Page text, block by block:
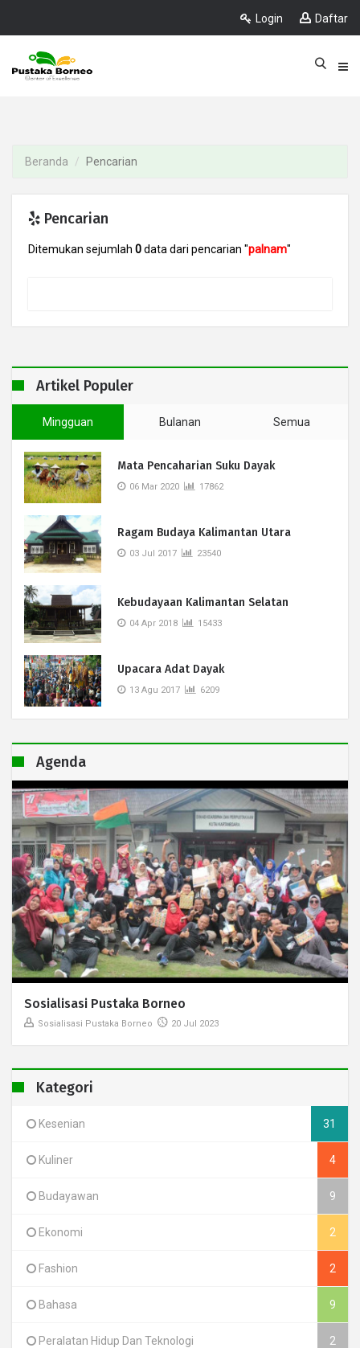
Login Daftar
Beranda Pencarian
Pencarian
Ditemukan sejumlah 0data dari pencarian "palnam"
Artikel Populer
Mingguan Bulanan Semua
Mata Pencaharian Suku Dayak
06 Mar 2020 17862
Ragam Budaya Kalimantan Utara
03 Jul 2017 23540
Kebudayaan Kalimantan Selatan
04 Apr 2018 15433
Upacara Adat Dayak
13 Agu 2017 6209
Agenda
Sosialisasi Pustaka Borneo
Sosialisasi Pustaka Borneo 20 Jul 2023
Kategori
Kesenian 31
Kuliner 4
Budayawan 9
Ekonomi 2
Fashion 2
Bahasa 9
Peralatan Hidup Dan Teknologi 2